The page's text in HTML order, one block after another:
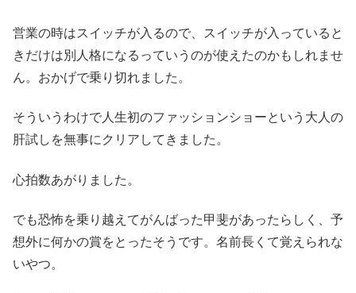
営業の時はスイッチが入るので、スイッチが入っていると
きだけは別人格になるっていうのが使えたのかもしれませ
ん。おかげで乗り切れました。
そういうわけで人生初のファッションショーという大人の
肝試しを無事にクリアしてきました。
心拍数あがりました。
でも恐怖を乗り越えてがんばった甲斐があったらしく、予
想外に何かの賞をとったそうです。名前長くて覚えられな
いやつ。